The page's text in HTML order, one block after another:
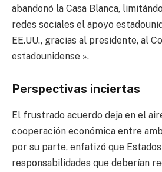
abandonó la Casa Blanca,
redes sociales el apoyo
EE.UU., gracias al presidente, al
estadounidense ».
Perspectivas inciertas
El frustrado acuerdo deja en el
cooperación económica entre
por su parte, enfatizó que
responsabilidades que deberían